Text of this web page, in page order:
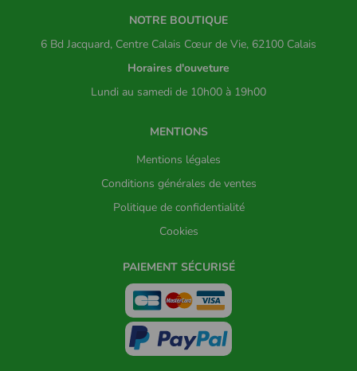
NOTRE BOUTIQUE
6 Bd Jacquard, Centre Calais Cœur de Vie, 62100 Calais
Horaires d'ouveture
Lundi au samedi de 10h00 à 19h00
MENTIONS
Mentions légales
Conditions générales de ventes
Politique de confidentialité
Cookies
PAIEMENT SÉCURISÉ